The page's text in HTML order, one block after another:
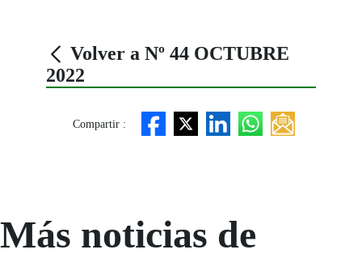
Volver a Nº 44 OCTUBRE
2022
Compartir :
Más noticias de